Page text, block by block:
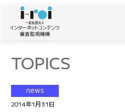
TOPICS
news
2014年1月31日